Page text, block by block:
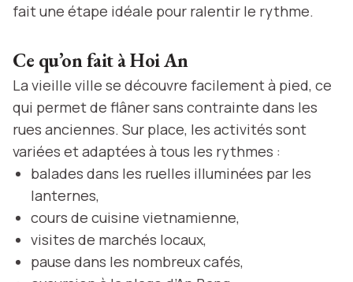
fait une étape idéale pour ralentir le rythme.
Ce qu’on fait à Hoi An
La vieille ville se découvre facilement à pied, ce
qui permet de flâner sans contrainte dans les
rues anciennes. Sur place, les activités sont
variées et adaptées à tous les rythmes :
balades dans les ruelles illuminées par les
lanternes,
cours de cuisine vietnamienne,
visites de marchés locaux,
pause dans les nombreux cafés,